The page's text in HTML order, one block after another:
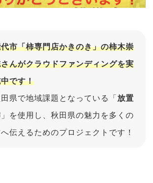
市「柿専門店かきのき」の柿木崇
んがクラウドファンディングを実
です！
県で地域課題となっている「放置
」を使用し、秋田県の魅力を多くの
伝えるためのプロジェクトです！